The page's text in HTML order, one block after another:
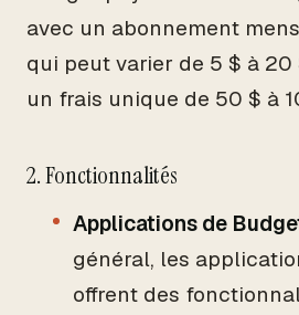
avec un abonnement
qui peut varier de 5 $ à 20
un frais unique de 50 $ à
2. Fonctionnalités
Applications de
général, les
offrent des